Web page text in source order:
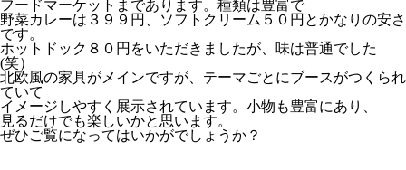
フードマーケットまであります。種類は豊富で
野菜カレーは３９９円、ソフトクリーム５０円とかなりの安さ
です。
ホットドック８０円をいただきましたが、味は普通でした
(笑）
北欧風の家具がメインですが、テーマごとにブースがつくられ
ていて
イメージしやすく展示されています。小物も豊富にあり、
見るだけでも楽しいかと思います。
ぜひご覧になってはいかがでしょうか？